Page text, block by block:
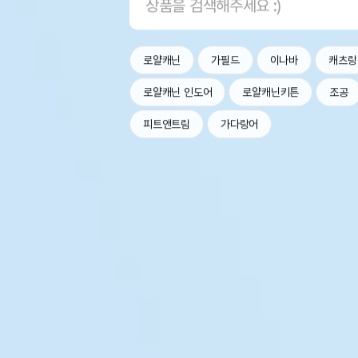
로얄캐닌 가필드 이나바 캐츠랑
로얄캐닌 인도어 로얄캐닌키튼 조공
피트앤트림 가다랑어